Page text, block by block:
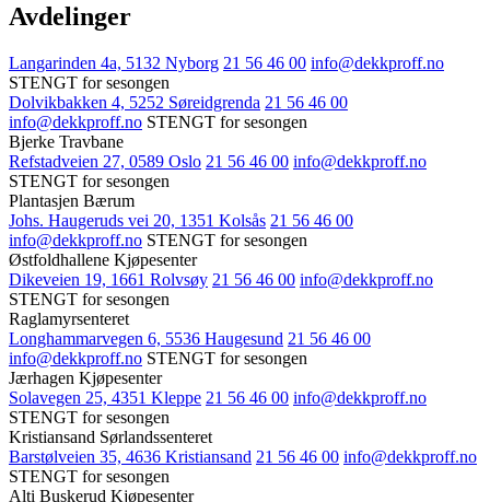
Avdelinger
Langarinden 4a, 5132 Nyborg 21 56 46 00 info@dekkproff.no
STENGT for sesongen
Dolvikbakken 4, 5252 Søreidgrenda 21 56 46 00
info@dekkproff.no STENGT for sesongen
Bjerke Travbane
Refstadveien 27, 0589 Oslo 21 56 46 00 info@dekkproff.no
STENGT for sesongen
Plantasjen Bærum
Johs. Haugeruds vei 20, 1351 Kolsås 21 56 46 00
info@dekkproff.no STENGT for sesongen
Østfoldhallene Kjøpesenter
Dikeveien 19, 1661 Rolvsøy 21 56 46 00 info@dekkproff.no
STENGT for sesongen
Raglamyrsenteret
Longhammarvegen 6, 5536 Haugesund 21 56 46 00
info@dekkproff.no STENGT for sesongen
Jærhagen Kjøpesenter
Solavegen 25, 4351 Kleppe 21 56 46 00 info@dekkproff.no
STENGT for sesongen
Kristiansand Sørlandssenteret
Barstølveien 35, 4636 Kristiansand 21 56 46 00 info@dekkproff.no
STENGT for sesongen
Alti Buskerud Kjøpesenter